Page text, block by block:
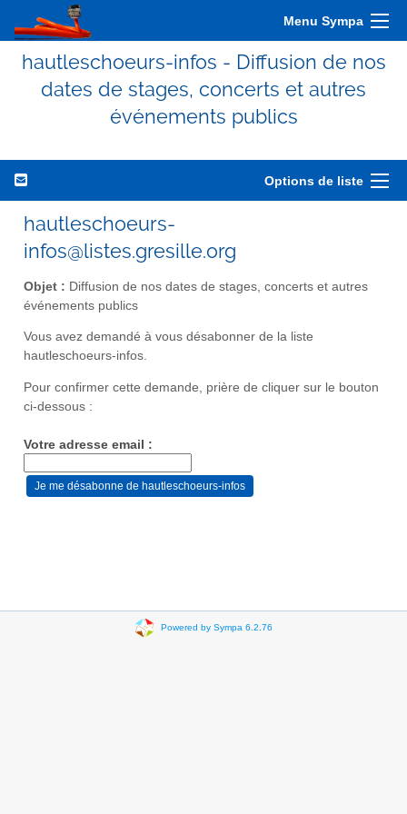
Menu Sympa
hautleschoeurs-infos - Diffusion de nos
dates de stages, concerts et autres
événements publics
Options de liste
hautleschoeurs-
infos@listes.gresille.org
Objet : Diffusion de nos dates de stages, concerts et autres
événements publics
Vous avez demandé à vous désabonner de la liste
hautleschoeurs-infos.
Pour confirmer cette demande, prière de cliquer sur le bouton
ci-dessous :
Votre adresse email :
Powered by Sympa 6.2.76